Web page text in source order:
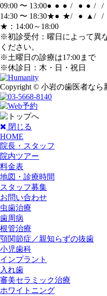
09:00 〜 13:00● ● ● / ● ● /
/
14:30 〜 18:30★● ★/ ● ▲ /
/
★：14:00～18:00
※初診受付：曜日によって異
ください。
※土曜日の診療は17:00まで
※休診日：木・日・祝日
Copyright © 小岩の歯医者なら
閉じる
HOME
院長・スタッフ
院内ツアー
料金表
地図・診療時間
スタッフ募集
お問い合わせ
虫歯治療
歯周病
根管治療
顎関節症／親知らずの抜歯
小児歯科
インプラント
入れ歯
審美セラミック治療
ホワイトニング